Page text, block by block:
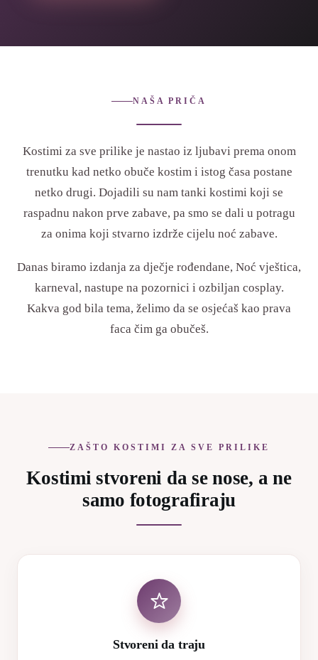
NAŠA PRIČA
Kostimi za sve prilike je nastao iz ljubavi prema onom
trenutku kad netko obuče kostim i istog časa postane
netko drugi. Dojadili su nam tanki kostimi koji se
raspadnu nakon prve zabave, pa smo se dali u potragu
za onima koji stvarno izdrže cijelu noć zabave.
Danas biramo izdanja za dječje rođendane, Noć vještica,
karneval, nastupe na pozornici i ozbiljan cosplay.
Kakva god bila tema, želimo da se osjećaš kao prava
faca čim ga obučeš.
ZAŠTO KOSTIMI ZA SVE PRILIKE
Kostimi stvoreni da se nose, a ne
samo fotografiraju
Stvoreni da traju